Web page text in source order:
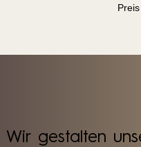
Wir gestalten